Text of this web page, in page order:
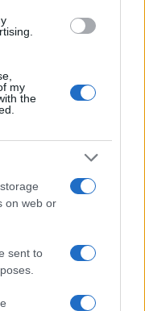
my
the
on web or
sent to
anni del Diving
Arzachena: ferito il
salvate dai vigili